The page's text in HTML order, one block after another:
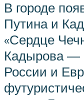
В городе
Путина и
«Сердце
Кадырова —
России и